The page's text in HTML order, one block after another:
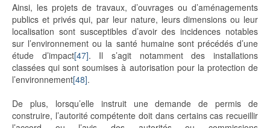
Ainsi, les projets de travaux, d’ouvrages ou d’aménagements
publics et privés qui, par leur nature, leurs dimensions ou leur
localisation sont susceptibles d’avoir des incidences notables
sur l’environnement ou la santé humaine sont précédés d’une
étude d’impact[47]. Il s’agit notamment des installations
classées qui sont soumises à autorisation pour la protection de
l’environnement[48].
De plus, lorsqu’elle instruit une demande de permis de
construire, l’autorité compétente doit dans certains cas recueillir